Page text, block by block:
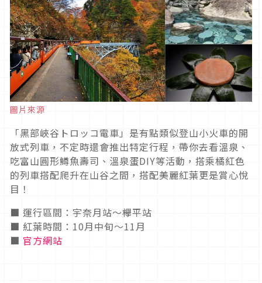
圖片來源
「黑部峽谷トロッコ電車」是有點類似登山小火車的開
放式列車，不定時還會推出特定行程，帶你去看溫泉、
吃富山圓形鱒魚壽司、溫泉蛋DIY等活動，搭乘橘紅色
的列車搭配爬升在山谷之間，搭配美麗紅葉更是賞心悅
目！
■ 運行區間：宇奈月站〜欅平站
■ 紅葉時間：10月中旬～11月
■ 官方網站